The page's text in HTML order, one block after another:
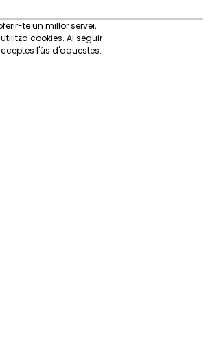
te un millor servei,
cookies. Al seguir
l'ús d'aquestes.